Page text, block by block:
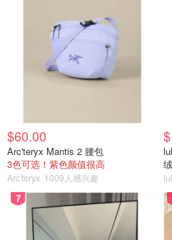
我小鱼干儿呢 查看原帖
前两天去吃了一家新开没多久
不错💰价格也适中，推荐大家
plaza，鸿鸣烧烤旁边。它家的
$60.00
Arc'teryx Mantis 2 腰包
3色可选！紫色颜值很高
Arc'teryx 1009人感兴趣
7